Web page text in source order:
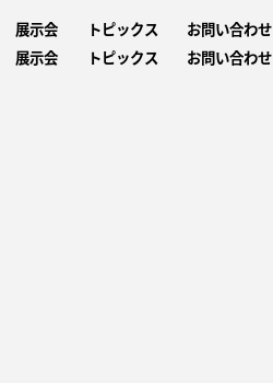
展示会
展示会
トピックス
トピックス
お問い合わせ
お問い合わせ